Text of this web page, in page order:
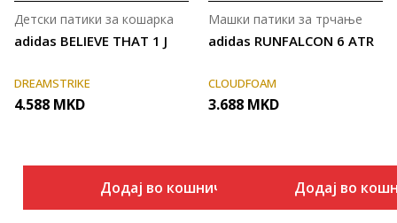
adidas BELIEVE THAT 1 J
Детски патики за кошарка
DREAMSTRIKE
4.588 MKD
Додај во кошничка
adidas RUNFALCON 6 ATR
Машки патики за трчање
CLOUDFOAM
3.688 MKD
Додај во